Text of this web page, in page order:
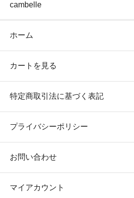
cambelle
ホーム
カートを見る
特定商取引法に基づく表記
プライバシーポリシー
お問い合わせ
マイアカウント